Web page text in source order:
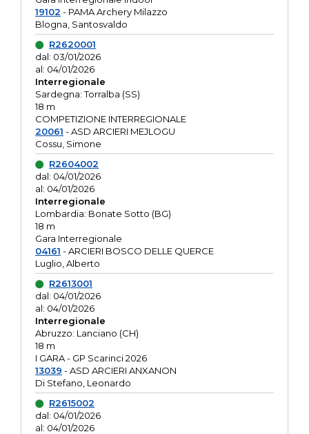
19102 - PAMA Archery Milazzo
Blogna, Santosvaldo
R2620001
dal: 03/01/2026
al: 04/01/2026
Interregionale
Sardegna: Torralba (SS)
18 m
COMPETIZIONE INTERREGIONALE
20061 - ASD ARCIERI MEJLOGU
Cossu, Simone
R2604002
dal: 04/01/2026
al: 04/01/2026
Interregionale
Lombardia: Bonate Sotto (BG)
18 m
Gara Interregionale
04161 - ARCIERI BOSCO DELLE QUERCE
Luglio, Alberto
R2613001
dal: 04/01/2026
al: 04/01/2026
Interregionale
Abruzzo: Lanciano (CH)
18 m
I GARA - GP Scarinci 2026
13039 - ASD ARCIERI ANXANON
Di Stefano, Leonardo
R2615002
dal: 04/01/2026
al: 04/01/2026